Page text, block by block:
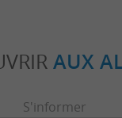
AUX
S'informer